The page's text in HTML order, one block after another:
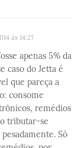
às 14:27
apenas 5% da
caso do Jetta é
que pareça a
consome
remédios
tributar-se
Só